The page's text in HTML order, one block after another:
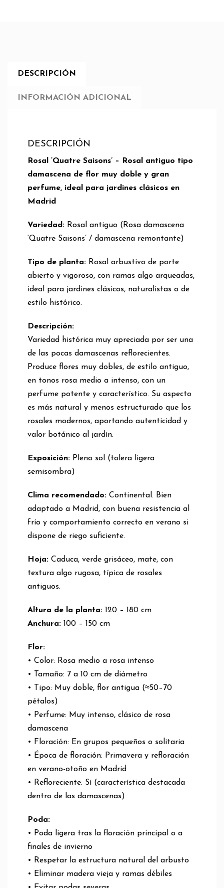
DESCRIPCIÓN
INFORMACIÓN ADICIONAL
DESCRIPCIÓN
Rosal ‘Quatre Saisons’ – Rosal antiguo tipo
damascena de flor muy doble y gran
perfume, ideal para jardines clásicos en
Madrid
Variedad: Rosal antiguo (Rosa damascena
‘Quatre Saisons’ / damascena remontante)
Tipo de planta: Rosal arbustivo de porte
abierto y vigoroso, con ramas algo arqueadas,
ideal para jardines clásicos, naturalistas o de
estilo histórico.
Descripción:
Variedad histórica muy apreciada por ser una
de las pocas damascenas reflorecientes.
Produce flores muy dobles, de estilo antiguo,
en tonos rosa medio a intenso, con un
perfume potente y característico. Su aspecto
es más natural y menos estructurado que los
rosales modernos, aportando autenticidad y
valor botánico al jardín.
Exposición: Pleno sol (tolera ligera
semisombra)
Clima recomendado: Continental. Bien
adaptado a Madrid, con buena resistencia al
frío y comportamiento correcto en verano si
dispone de riego suficiente.
Hoja: Caduca, verde grisáceo, mate, con
textura algo rugosa, típica de rosales
antiguos.
Altura de la planta: 120 – 180 cm
Anchura: 100 – 150 cm
Flor:
• Color: Rosa medio a rosa intenso
• Tamaño: 7 a 10 cm de diámetro
• Tipo: Muy doble, flor antigua (≈50–70
pétalos)
• Perfume: Muy intenso, clásico de rosa
damascena
• Floración: En grupos pequeños o solitaria
• Época de floración: Primavera y refloración
en verano-otoño en Madrid
• Refloreciente: Sí (característica destacada
dentro de las damascenas)
Poda:
• Poda ligera tras la floración principal o a
finales de invierno
• Respetar la estructura natural del arbusto
• Eliminar madera vieja y ramas débiles